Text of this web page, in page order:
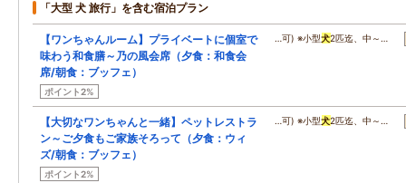
「大型 犬 旅行」を含む宿泊プラン
【ワンちゃんルーム】プライベートに個室で
味わう和食膳～乃の風会席（夕食：和食会
席/朝食：ブッフェ）
ポイント2%
…可) ※小型犬2匹迄、中～…
【大切なワンちゃんと一緒】ペットレストラ
ン～ご夕食もご家族そろって（夕食：ウィ
ズ/朝食：ブッフェ）
ポイント2%
…可) ※小型犬2匹迄、中～…